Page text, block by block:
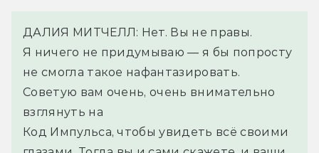
ДАЛИЯ МИТЧЕЛЛ: Нет. Вы не правы.
Я ничего не придумываю — я бы попросту
не смогла такое нафантазировать.
Советую вам очень, очень внимательно
взглянуть на
Код Импульса, чтобы увидеть всё своими